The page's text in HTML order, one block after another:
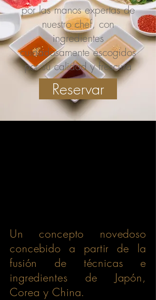
por las manos expertas de
nuestro chef, con
ingredientes
cuidadosamente escogidos
por su calidad y frescura
Reservar
Un concepto novedoso
concebido a partir de la
fusión de técnicas e
ingredientes de Japón,
Corea y China.